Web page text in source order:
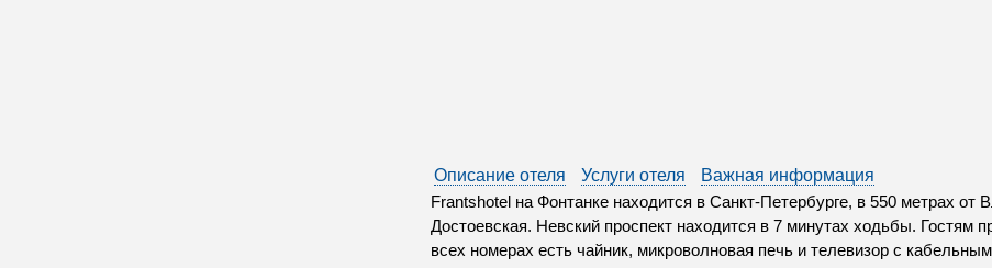
Описание отеля Услуги отеля
Важная информация
Frantshotel на Фонтанке находится в Санкт-Петербурге, в 550 метрах от
Достоевская. Невский проспект находится в 7 минутах ходьбы. Гостям
всех номерах есть чайник, микроволновая печь и телевизор с